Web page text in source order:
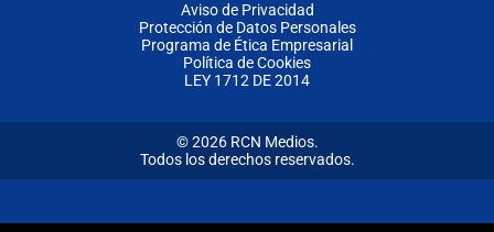
Aviso de Privacidad
Protección de Datos Personales
Programa de Ética Empresarial
Política de Cookies
LEY 1712 DE 2014
© 2026 RCN Medios.
Todos los derechos reservados.